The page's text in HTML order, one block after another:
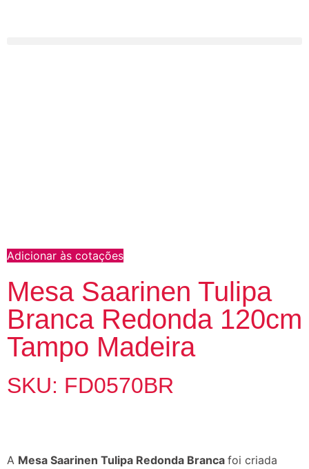
Adicionar às cotações
Mesa Saarinen Tulipa
Branca Redonda 120cm
Tampo Madeira
SKU: FD0570BR
A Mesa Saarinen Tulipa Redonda Branca foi criada